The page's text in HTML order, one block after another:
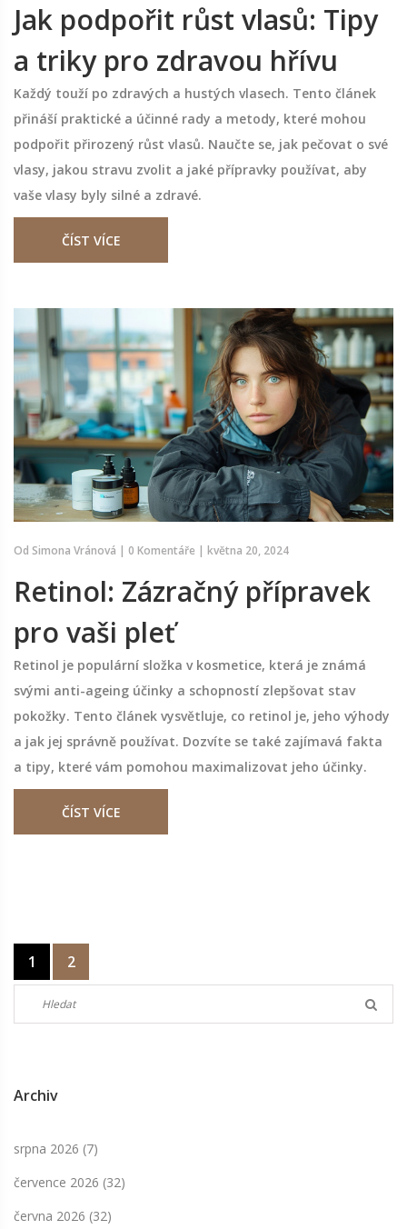
Jak podpořit růst vlasů: Tipy
a triky pro zdravou hřívu
Každý touží po zdravých a hustých vlasech. Tento článek
přináší praktické a účinné rady a metody, které mohou
podpořit přirozený růst vlasů. Naučte se, jak pečovat o své
vlasy, jakou stravu zvolit a jaké přípravky používat, aby
vaše vlasy byly silné a zdravé.
ČÍST VÍCE
Od Simona Vránová | 0 Komentáře | května 20, 2024
Retinol: Zázračný přípravek
pro vaši pleť
Retinol je populární složka v kosmetice, která je známá
svými anti-ageing účinky a schopností zlepšovat stav
pokožky. Tento článek vysvětluje, co retinol je, jeho výhody
a jak jej správně používat. Dozvíte se také zajímavá fakta
a tipy, které vám pomohou maximalizovat jeho účinky.
ČÍST VÍCE
1 2
Archiv
srpna 2026 (7)
července 2026 (32)
června 2026 (32)